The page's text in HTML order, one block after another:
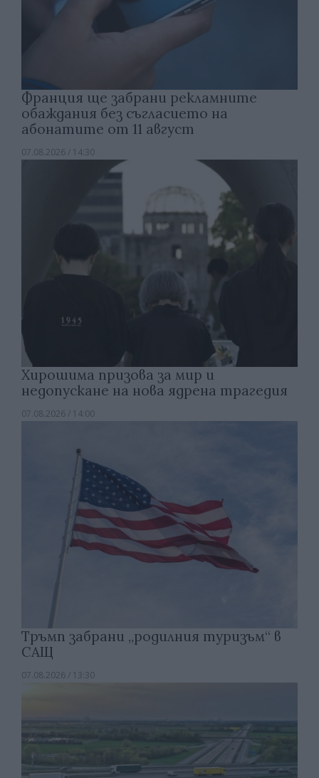
Франция ще забрани рекламните
обаждания без съгласието на
абонатите от 11 август
07.08.2026 / 14:30
Хирошима призова за мир и
недопускане на нова ядрена трагедия
07.08.2026 / 14:00
Тръмп забрани „родилния туризъм“ в
САЩ
07.08.2026 / 13:30